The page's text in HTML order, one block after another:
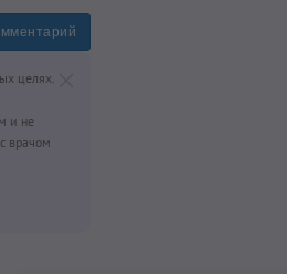
целях.
и не
врачом